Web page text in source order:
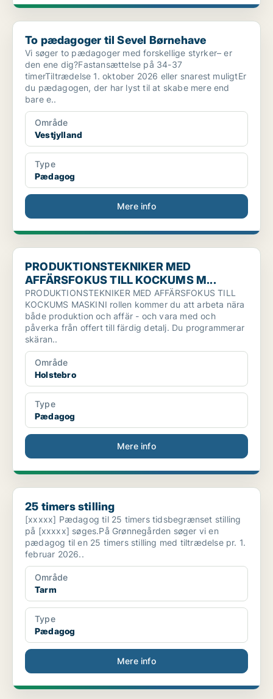
To pædagoger til Sevel Børnehave
To pædagoger til Sevel Børnehave
Vi søger to pædagoger med forskellige styrker– er
den ene dig?Fastansættelse på 34-37
timerTiltrædelse 1. oktober 2026 eller snarest muligtEr
du pædagogen, der har lyst til at skabe mere end
bare e..
Område
Vestjylland
Type
Pædagog
Mere info
PRODUKTIONSTEKNIKER MED AFFÄRSFOKUS TILL KOCKUMS
PRODUKTIONSTEKNIKER MED
AFFÄRSFOKUS TILL KOCKUMS M...
PRODUKTIONSTEKNIKER MED AFFÄRSFOKUS TILL
KOCKUMS MASKINI rollen kommer du att arbeta nära
både produktion och affär - och vara med och
påverka från offert till färdig detalj. Du programmerar
skäran..
Område
Holstebro
Type
Pædagog
Mere info
25 timers stilling
25 timers stilling
[xxxxx] Pædagog til 25 timers tidsbegrænset stilling
på [xxxxx] søges.På Grønnegården søger vi en
pædagog til en 25 timers stilling med tiltrædelse pr. 1.
februar 2026..
Område
Tarm
Type
Pædagog
Mere info